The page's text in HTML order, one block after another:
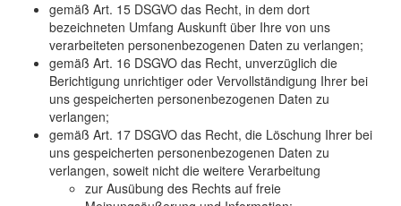
gemäß Art. 15 DSGVO das Recht, in dem dort
bezeichneten Umfang Auskunft über Ihre von uns
verarbeiteten personenbezogenen Daten zu verlangen;
gemäß Art. 16 DSGVO das Recht, unverzüglich die
Berichtigung unrichtiger oder Vervollständigung Ihrer bei
uns gespeicherten personenbezogenen Daten zu
verlangen;
gemäß Art. 17 DSGVO das Recht, die Löschung Ihrer bei
uns gespeicherten personenbezogenen Daten zu
verlangen, soweit nicht die weitere Verarbeitung
zur Ausübung des Rechts auf freie